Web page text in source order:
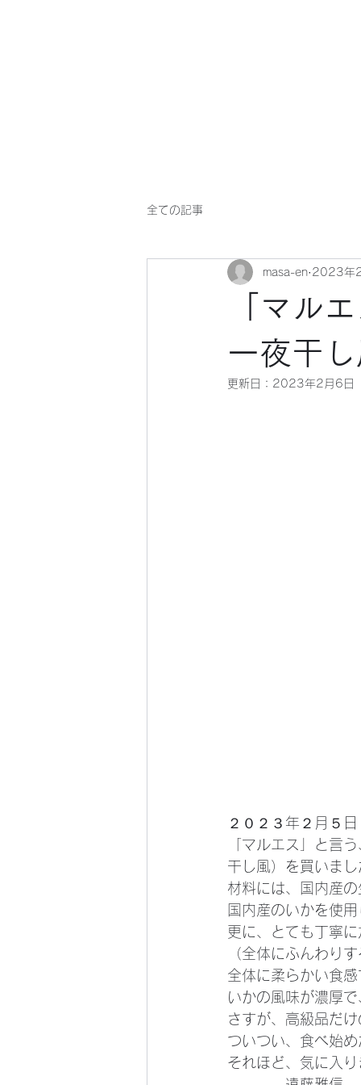
全ての記事
「マル
一夜干
masa-en 2023年
更新日： 2023年2月6日
２０２３年２月５
「マルエス」と言
干し風）を買いまし
材料には、国内産
国内産のいかを使
更に、とても丁寧
（全体にふんわり
全体に柔らかい食
いかの風味が濃厚
さすが、高級品だ
ついつい、食べ始
それほど、気に入